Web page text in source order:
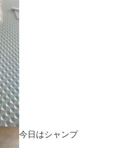
今日はシャンプ